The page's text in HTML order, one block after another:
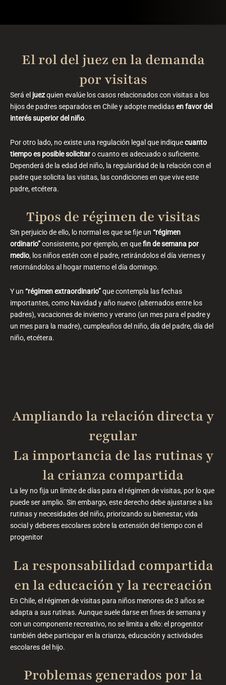
El rol del juez en la demanda
por visitas
Será el juezquien evalúe los casos relacionados con visitas a los
hijos de padres separados en Chile y adopte medidasen favor del
interés superior del niño.
Por otro lado, no existe una regulación legal que indiquecuanto
tiempo es posible solicitaro cuanto es adecuado o suficiente.
Dependerá de la edad del niño, la regularidad de la relación con el
padre que solicita las visitas, las condiciones en que vive este
padre, etcétera.
Tipos de régimen de visitas
Sin perjuicio de ello, lo normal es que se fije un “régimen
ordinario”consistente, por ejemplo, en quefin de semana por
medio, los niños estén con el padre, retirándolos el día viernes y
retornándolos al hogar materno el día domingo.
Y un “régimen extraordinario”que contempla las fechas
importantes, como Navidad y año nuevo (alternados entre los
padres), vacaciones de invierno y verano (un mes para el padre y
un mes para la madre), cumpleaños del niño, día del padre, día del
niño, etcétera.
Ampliando la relación directa y
regular
La importancia de las rutinas y
la crianza compartida
La ley no fija un límite de días para el régimen de visitas, por lo que
puede ser amplio. Sin embargo, este derecho debe ajustarse a las
rutinas y necesidades del niño, priorizando su bienestar, vida
social y deberes escolares sobre la extensión del tiempo con el
progenitor
La responsabilidad compartida
en la educación y la recreación
En Chile, el régimen de visitas para niños menores de 3 años se
adapta a sus rutinas. Aunque suele darse en fines de semana y
con un componente recreativo, no se limita a ello: el progenitor
también debe participar en la crianza, educación y actividades
escolares del hijo.
Problemas generados por la